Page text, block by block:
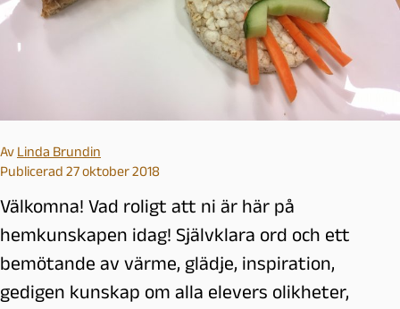
Av Linda Brundin
Publicerad 27 oktober 2018
Välkomna! Vad roligt att ni är här på
hemkunskapen idag! Självklara ord och ett
bemötande av värme, glädje, inspiration,
gedigen kunskap om alla elevers olikheter,